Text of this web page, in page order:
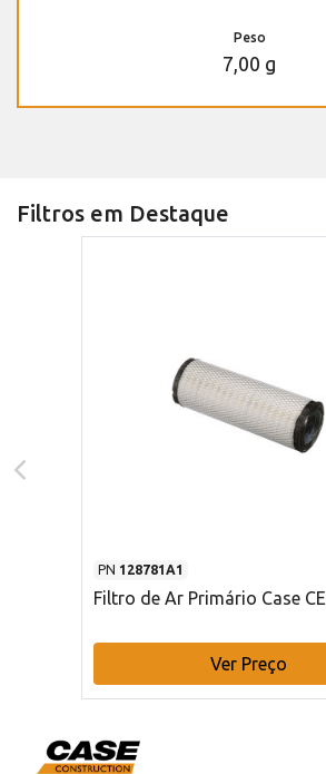
Peso
7,00 g
Filtros em Destaque
PN 128781A1
Filtro de Ar Primário Case CE
Ver Preço